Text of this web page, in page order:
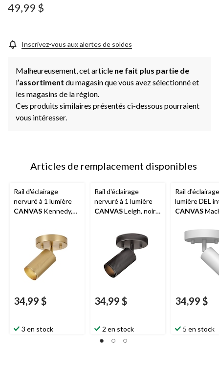
49,99 $
Inscrivez-vous aux alertes de soldes
Malheureusement, cet article ne fait plus partie de
l’assortiment du magasin que vous avez sélectionné et
les magasins de la région.
Ces produits similaires présentés ci-dessous pourraient
vous intéresser.
Articles de remplacement disponibles
Rail d'éclairage
nervuré à 1 lumière
CANVAS Kennedy,
34,99 $
3 en stock
Rail d'éclairage
nervuré à 1 lumière
CANVASLeigh, noir
34,99 $
2 en stock
Rail
lumière DEL
CANVAS
34,99 $
5 en stock